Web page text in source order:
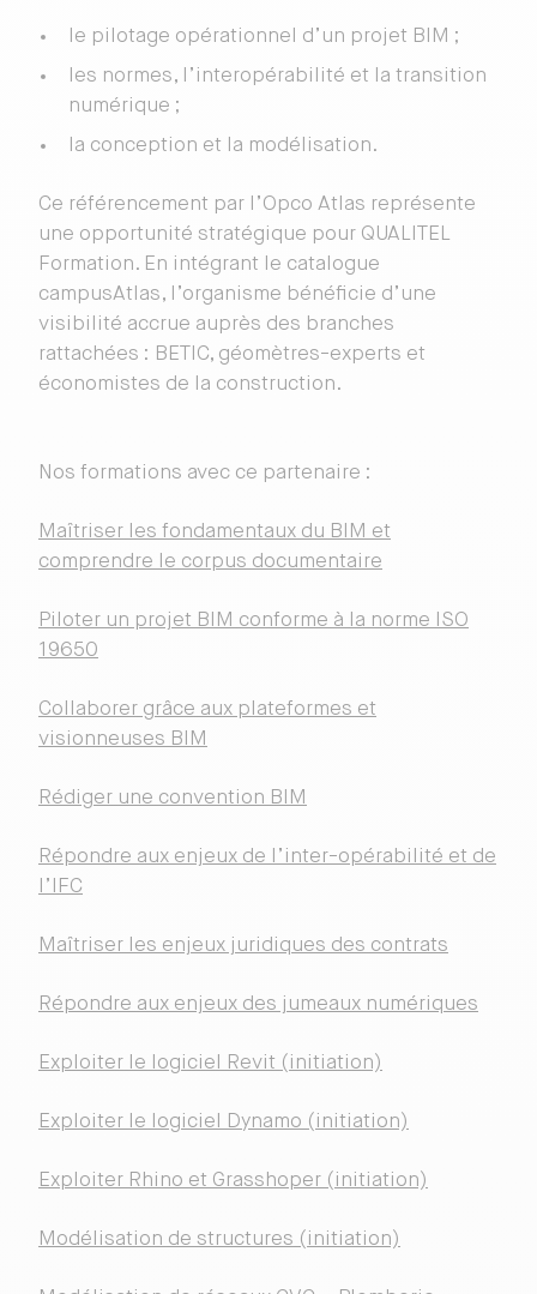
le pilotage opérationnel d’un projet BIM ;
les normes, l’interopérabilité et la transition
numérique ;
la conception et la modélisation.
Ce référencement par l’Opco Atlas représente
une opportunité stratégique pour QUALITEL
Formation. En intégrant le catalogue
campusAtlas, l’organisme bénéficie d’une
visibilité accrue auprès des branches
rattachées : BETIC, géomètres-experts et
économistes de la construction.
Nos formations avec ce partenaire :
Maîtriser les fondamentaux du BIM et
comprendre le corpus documentaire
Piloter un projet BIM conforme à la norme ISO
19650
Collaborer grâce aux plateformes et
visionneuses BIM
Rédiger une convention BIM
Répondre aux enjeux de l’inter-opérabilité et de
l’IFC
Maîtriser les enjeux juridiques des contrats
Répondre aux enjeux des jumeaux numériques
Exploiter le logiciel Revit (initiation)
Exploiter le logiciel Dynamo (initiation)
Exploiter Rhino et Grasshoper (initiation)
Modélisation de structures (initiation)